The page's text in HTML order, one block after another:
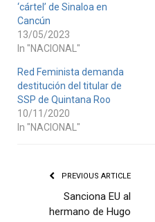
‘cártel’ de Sinaloa en
Cancún
13/05/2023
In "NACIONAL"
Red Feminista demanda
destitución del titular de
SSP de Quintana Roo
10/11/2020
In "NACIONAL"
PREVIOUS ARTICLE
Sanciona EU al
hermano de Hugo